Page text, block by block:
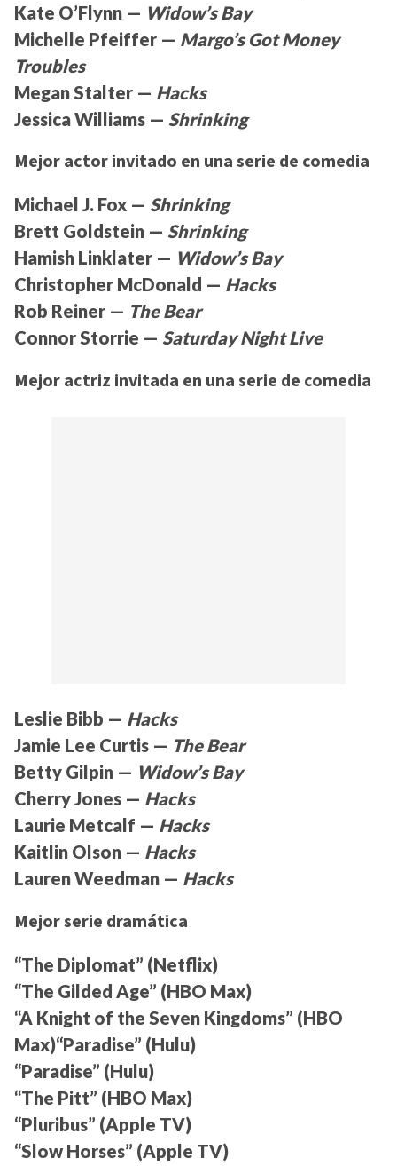
Kate O’Flynn — Widow’s Bay
Michelle Pfeiffer — Margo’s Got Money
Troubles
Megan Stalter — Hacks
Jessica Williams — Shrinking
Mejor actor invitado en una serie de comedia
Michael J. Fox — Shrinking
Brett Goldstein — Shrinking
Hamish Linklater — Widow’s Bay
Christopher McDonald — Hacks
Rob Reiner — The Bear
Connor Storrie — Saturday Night Live
Mejor actriz invitada en una serie de comedia
Leslie Bibb — Hacks
Jamie Lee Curtis — The Bear
Betty Gilpin — Widow’s Bay
Cherry Jones — Hacks
Laurie Metcalf — Hacks
Kaitlin Olson — Hacks
Lauren Weedman — Hacks
Mejor serie dramática
“The Diplomat” (Netflix)
“The Gilded Age” (HBO Max)
“A Knight of the Seven Kingdoms” (HBO
Max)“Paradise” (Hulu)
“Paradise” (Hulu)
“The Pitt” (HBO Max)
“Pluribus” (Apple TV)
“Slow Horses” (Apple TV)